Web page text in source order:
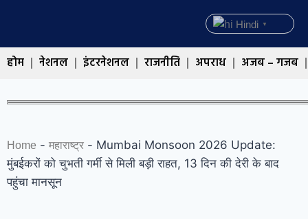
Hindi ▼
होम नेशनल इंटरनेशनल राजनीति अपराध अजब – गजब
Home - महाराष्ट्र - Mumbai Monsoon 2026 Update:
मुंबईकरों को चुभती गर्मी से मिली बड़ी राहत, 13 दिन की देरी के बाद
पहुंचा मानसून